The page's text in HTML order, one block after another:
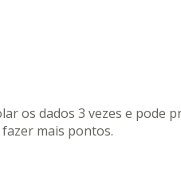
os dados 3 vezes e pode
mais pontos.